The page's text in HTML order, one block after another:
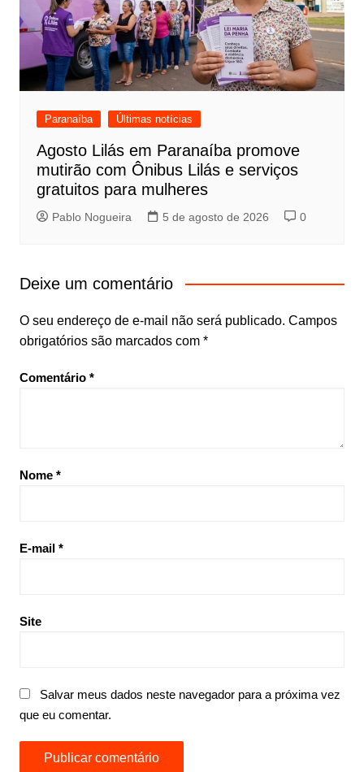
Paranaíba Últimas notícias
Agosto Lilás em Paranaíba promove
mutirão com Ônibus Lilás e serviços
gratuitos para mulheres
Pablo Nogueira 5 de agosto de 2026 0
Deixe um comentário
O seu endereço de e-mail não será publicado. Campos
obrigatórios são marcados com *
Comentário *
Nome *
E-mail *
Site
Salvar meus dados neste navegador para a próxima vez
que eu comentar.